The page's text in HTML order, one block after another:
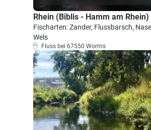
Rhein (Biblis - Hamm am Rhein)
Fischarten: Zander, Flussbarsch,
Wels
Fluss bei 67550 Worms